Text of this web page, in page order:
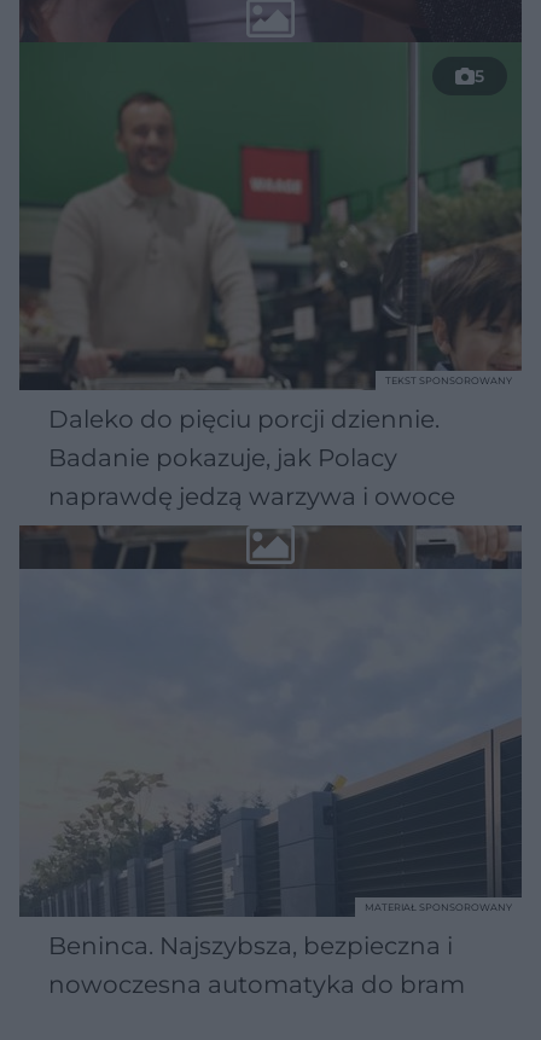
5
Daleko do pięciu porcji dziennie.
Badanie pokazuje, jak Polacy
naprawdę jedzą warzywa i owoce
TEKST SPONSOROWANY
Beninca. Najszybsza, bezpieczna i
nowoczesna automatyka do bram
MATERIAŁ SPONSOROWANY